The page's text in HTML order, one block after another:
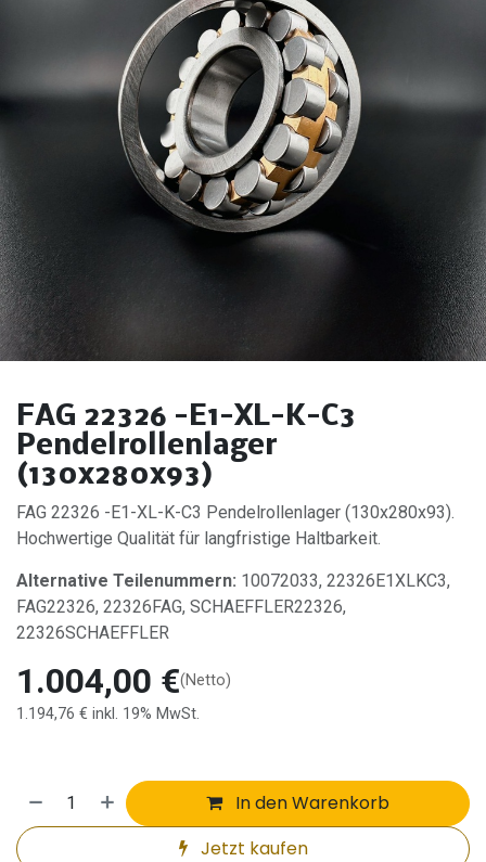
FAG 22326 -E1-XL-K-C3
Pendelrollenlager
(130x280x93)
FAG 22326 -E1-XL-K-C3 Pendelrollenlager (130x280x93).
Hochwertige Qualität für langfristige Haltbarkeit.
Alternative Teilenummern: 10072033, 22326E1XLKC3,
FAG22326, 22326FAG, SCHAEFFLER22326,
22326SCHAEFFLER
1.004,00 €(Netto)
1.194,76 € inkl. 19% MwSt.
In den Warenkorb
Jetzt kaufen